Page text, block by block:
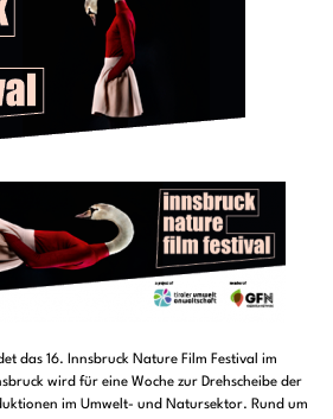
das 16. Innsbruck Nature Film Festival im
wird für eine Woche zur Drehscheibe der
im Umwelt- und Natursektor. Rund um